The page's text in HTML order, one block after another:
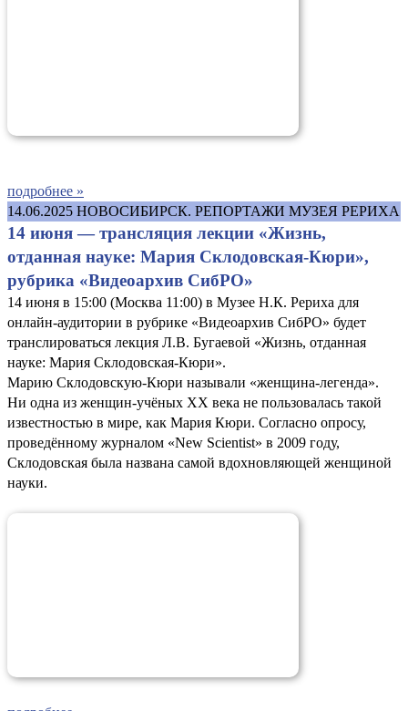
подробнее »
14.06.2025 НОВОСИБИРСК. РЕПОРТАЖИ МУЗЕЯ РЕРИХА
14 июня — трансляция лекции «Жизнь,
отданная науке: Мария Склодовская-Кюри»,
рубрика «Видеоархив СибРО»
14 июня в 15:00 (Москва 11:00) в Музее Н.К. Рериха для
онлайн-аудитории в рубрике «Видеоархив СибРО» будет
транслироваться лекция Л.В. Бугаевой «Жизнь, отданная
науке: Мария Склодовская-Кюри».
Марию Склодовскую-Кюри называли «женщина-легенда».
Ни одна из женщин-учёных XX века не пользовалась такой
известностью в мире, как Мария Кюри. Согласно опросу,
проведённому журналом «New Scientist» в 2009 году,
Склодовская была названа самой вдохновляющей женщиной
науки.